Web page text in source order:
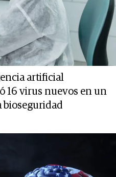
artificial
16 virus nuevos en un
bioseguridad